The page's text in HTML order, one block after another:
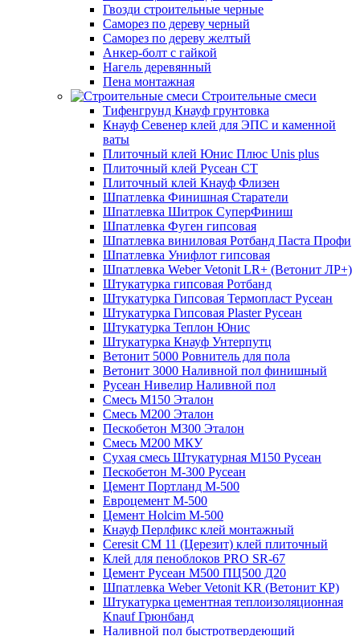
Гвозди строительные черные
Саморез по дереву черный
Саморез по дереву желтый
Анкер-болт с гайкой
Нагель деревянный
Пена монтажная
Строительные смеси
Тифенгрунд Кнауф грунтовка
Кнауф Севенер клей для ЭПС и каменной
ваты
Плиточный клей Юнис Плюс Unis plus
Плиточный клей Русеан СТ
Плиточный клей Кнауф Флизен
Шпатлевка Финишная Старатели
Шпатлевка Шитрок СуперФиниш
Шпатлевка Фуген гипсовая
Шпатлевка виниловая Ротбанд Паста Профи
Шпатлевка Унифлот гипсовая
Шпатлевка Weber Vetonit LR+ (Ветонит ЛР+)
Штукатурка гипсовая Ротбанд
Штукатурка Гипсовая Термопласт Русеан
Штукатурка Гипсовая Plaster Русеан
Штукатурка Теплон Юнис
Штукатурка Кнауф Унтерпутц
Ветонит 5000 Ровнитель для пола
Ветонит 3000 Наливной пол финишный
Русеан Нивелир Наливной пол
Смесь М150 Эталон
Смесь М200 Эталон
Пескобетон М300 Эталон
Смесь М200 МКУ
Сухая смесь Штукатурная М150 Русеан
Пескобетон М-300 Русеан
Цемент Портланд М-500
Евроцемент М-500
Цемент Holcim М-500
Кнауф Перлфикс клей монтажный
Сeresit СМ 11 (Церезит) клей плиточный
Клей для пеноблоков PRO SR-67
Цемент Русеан М500 ПЦ500 Д20
Шпатлевка Weber Vetonit KR (Ветонит КР)
Штукатурка цементная теплоизоляционная
Knauf Грюнбанд
Наливной пол быстротвердеющий